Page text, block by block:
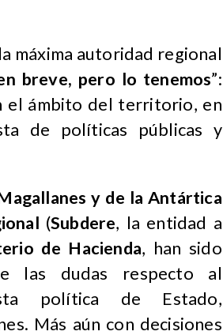
máxima autoridad regional
breve, pero lo tenemos”:
el ámbito del territorio, en
de políticas públicas y
y de la Antártica
(Subdere, la entidad a
de Hacienda, han sido
las dudas respecto al
política de Estado,
Más aún con decisiones